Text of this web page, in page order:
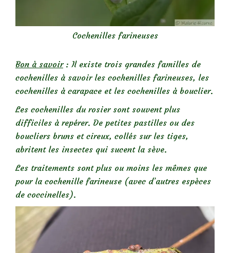
Cochenilles farineuses
Bon à savoir: Il existe trois grandes familles de
cochenilles à savoir les cochenilles farineuses, les
cochenilles à carapace et les cochenilles à bouclier.
Les cochenilles du rosier sont souvent plus
difficiles à repérer. De petites pastilles ou des
boucliers bruns et cireux, collés sur les tiges,
abritent les insectes qui sucent la sève.
Les traitements sont plus ou moins les mêmes que
pour la cochenille farineuse (avec d’autres espèces
de coccinelles).